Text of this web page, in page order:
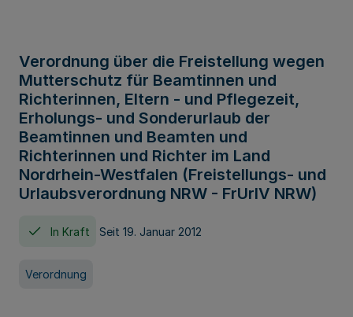
Verordnung über die Freistellung wegen
Mutterschutz für Beamtinnen und
Richterinnen, Eltern - und Pflegezeit,
Erholungs- und Sonderurlaub der
Beamtinnen und Beamten und
Richterinnen und Richter im Land
Nordrhein-Westfalen (Freistellungs- und
Urlaubsverordnung NRW - FrUrlV NRW)
In Kraft Seit 19. Januar 2012
Verordnung